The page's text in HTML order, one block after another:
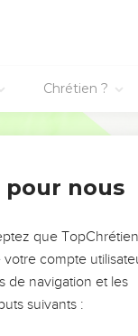
Chrétien ?
nous
que TopChrétien
compte
de navigation et les
suivants :